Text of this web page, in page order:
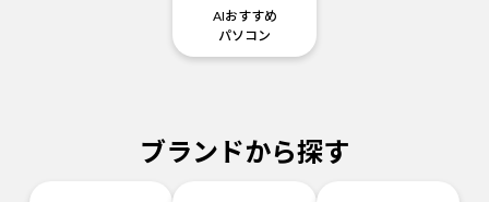
AIおすすめ
パソコン
ブランドから探す